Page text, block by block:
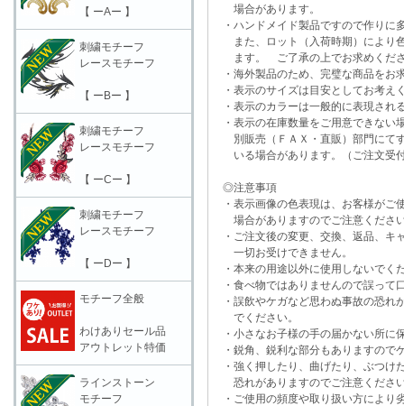
場合があります。
・ハンドメイド製品ですので作りに
また、ロット（入荷時期）により
ます。 ご了承の上でお求めくだ
・海外製品のため、完璧な商品をお
・表示のサイズは目安としてお考え
・表示のカラーは一般的に表現され
・表示の在庫数量をご用意できな
別販売（ＦＡＸ・直販）部門にて
いる場合があります。（ご注文受
◎注意事項
・表示画像の色表現は、お客様がご
場合がありますのでご注意くださ
・ご注文後の変更、交換、返品、キ
一切お受けできません。
・本来の用途以外に使用しないでく
・食べ物ではありませんので誤って
・誤飲やケガなど思わぬ事故の恐れ
でください。
・小さなお子様の手の届かない所に
・鋭角、鋭利な部分もありますので
・強く押したり、曲げたり、ぶつけ
恐れがありますのでご注意くださ
・ご使用の頻度や取り扱い方により
【 ーAー 】
刺繍モチーフ
レースモチーフ
【 ーBー 】
刺繍モチーフ
レースモチーフ
【 ーCー 】
刺繍モチーフ
レースモチーフ
【 ーDー 】
モチーフ全般
わけありセール品
アウトレット特価
ラインストーン
モチーフ